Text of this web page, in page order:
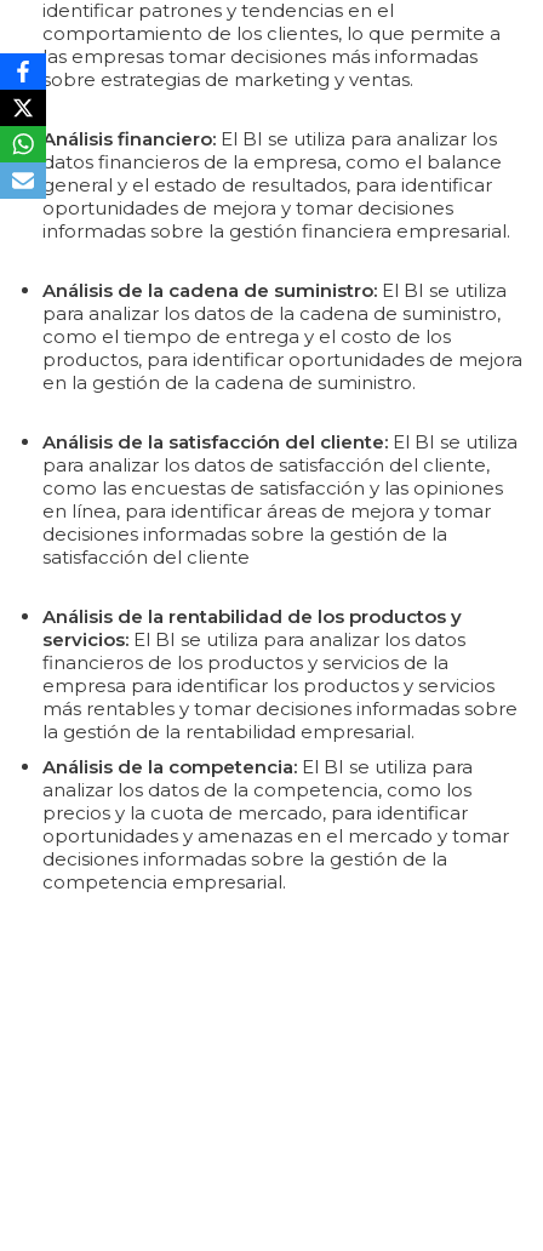
identificar patrones y tendencias en el
comportamiento de los clientes, lo que permite a
las empresas tomar decisiones más informadas
sobre estrategias de marketing y ventas.
Análisis financiero: El BI se utiliza para analizar los
datos financieros de la empresa, como el balance
general y el estado de resultados, para identificar
oportunidades de mejora y tomar decisiones
informadas sobre la gestión financiera empresarial.
Análisis de la cadena de suministro: El BI se utiliza
para analizar los datos de la cadena de suministro,
como el tiempo de entrega y el costo de los
productos, para identificar oportunidades de mejora
en la gestión de la cadena de suministro.
Análisis de la satisfacción del cliente: El BI se utiliza
para analizar los datos de satisfacción del cliente,
como las encuestas de satisfacción y las opiniones
en línea, para identificar áreas de mejora y tomar
decisiones informadas sobre la gestión de la
satisfacción del cliente
Análisis de la rentabilidad de los productos y
servicios: El BI se utiliza para analizar los datos
financieros de los productos y servicios de la
empresa para identificar los productos y servicios
más rentables y tomar decisiones informadas sobre
la gestión de la rentabilidad empresarial.
Análisis de la competencia: El BI se utiliza para
analizar los datos de la competencia, como los
precios y la cuota de mercado, para identificar
oportunidades y amenazas en el mercado y tomar
decisiones informadas sobre la gestión de la
competencia empresarial.